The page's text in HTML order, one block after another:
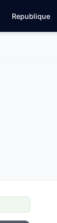
Republique